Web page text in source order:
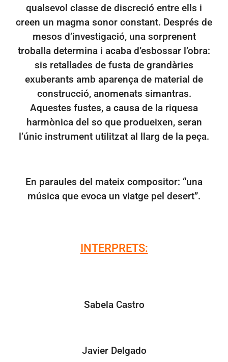
qualsevol classe de discreció entre ells i
creen un magma sonor constant. Després de
mesos d’investigació, una sorprenent
troballa determina i acaba d’esbossar l’obra:
sis retallades de fusta de grandàries
exuberants amb aparença de material de
construcció, anomenats simantras.
Aquestes fustes, a causa de la riquesa
harmònica del so que produeixen, seran
l’únic instrument utilitzat al llarg de la peça.
En paraules del mateix compositor: “una
música que evoca un viatge pel desert”.
INTERPRETS:
Sabela Castro
Javier Delgado